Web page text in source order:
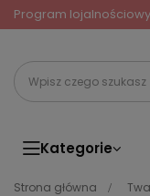
Program
Kategorie
Strona główna